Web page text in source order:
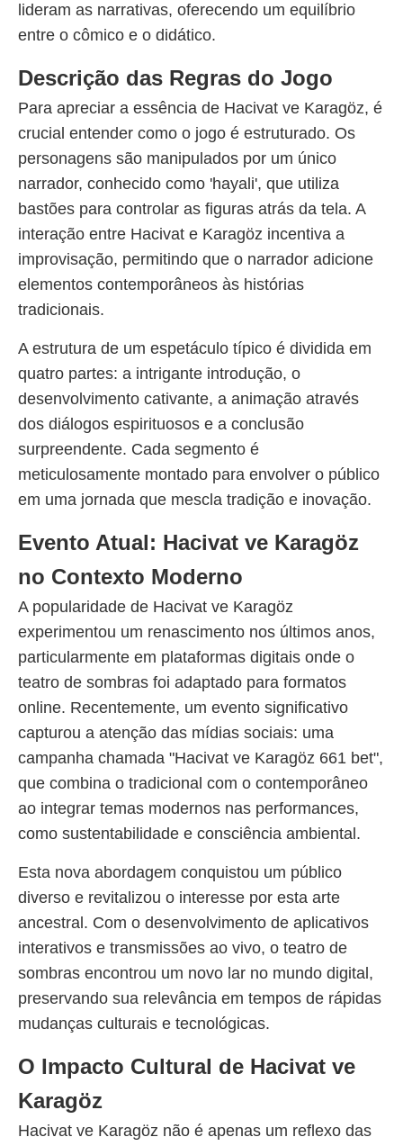
lideram as narrativas, oferecendo um equilíbrio
entre o cômico e o didático.
Descrição das Regras do Jogo
Para apreciar a essência de Hacivat ve Karagöz, é
crucial entender como o jogo é estruturado. Os
personagens são manipulados por um único
narrador, conhecido como 'hayali', que utiliza
bastões para controlar as figuras atrás da tela. A
interação entre Hacivat e Karagöz incentiva a
improvisação, permitindo que o narrador adicione
elementos contemporâneos às histórias
tradicionais.
A estrutura de um espetáculo típico é dividida em
quatro partes: a intrigante introdução, o
desenvolvimento cativante, a animação através
dos diálogos espirituosos e a conclusão
surpreendente. Cada segmento é
meticulosamente montado para envolver o público
em uma jornada que mescla tradição e inovação.
Evento Atual: Hacivat ve Karagöz
no Contexto Moderno
A popularidade de Hacivat ve Karagöz
experimentou um renascimento nos últimos anos,
particularmente em plataformas digitais onde o
teatro de sombras foi adaptado para formatos
online. Recentemente, um evento significativo
capturou a atenção das mídias sociais: uma
campanha chamada "Hacivat ve Karagöz 661 bet",
que combina o tradicional com o contemporâneo
ao integrar temas modernos nas performances,
como sustentabilidade e consciência ambiental.
Esta nova abordagem conquistou um público
diverso e revitalizou o interesse por esta arte
ancestral. Com o desenvolvimento de aplicativos
interativos e transmissões ao vivo, o teatro de
sombras encontrou um novo lar no mundo digital,
preservando sua relevância em tempos de rápidas
mudanças culturais e tecnológicas.
O Impacto Cultural de Hacivat ve
Karagöz
Hacivat ve Karagöz não é apenas um reflexo das